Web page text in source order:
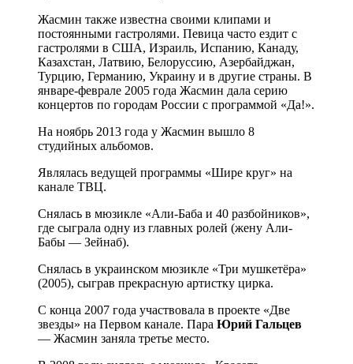
Жасмин также известна своими клипами и
постоянными гастролями. Певица часто ездит с
гастролями в США, Израиль, Испанию, Канаду,
Казахстан, Латвию, Белоруссию, Азербайджан,
Турцию, Германию, Украину и в другие страны. В
январе-феврале 2005 года Жасмин дала серию
концертов по городам России с программой «Да!».
На ноябрь 2013 года у Жасмин вышло 8
студийных альбомов.
Являлась ведущей программы «Шире круг» на
канале ТВЦ.
Снялась в мюзикле «Али-Баба и 40 разбойников»,
где сыграла одну из главных ролей (жену Али-
Бабы — Зейнаб).
Снялась в украинском мюзикле «Три мушкетёра»
(2005), сыграв прекрасную артистку цирка.
С конца 2007 года участвовала в проекте «Две
звезды» на Первом канале. Пара Юрий Гальцев
— Жасмин заняла третье место.